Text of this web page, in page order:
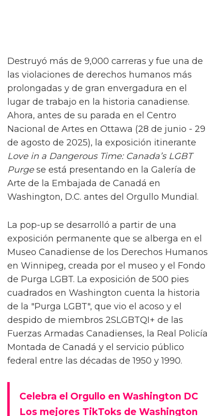
Destruyó más de 9,000 carreras y fue una de
las violaciones de derechos humanos más
prolongadas y de gran envergadura en el
lugar de trabajo en la historia canadiense.
Ahora, antes de su parada en el Centro
Nacional de Artes en Ottawa (28 de junio - 29
de agosto de 2025), la exposición itinerante
Love in a Dangerous Time: Canada’s LGBT
Purgese está presentando en la Galería de
Arte de la Embajada de Canadá en
Washington, D.C. antes del Orgullo Mundial.
La pop-up se desarrolló a partir de una
exposición permanente que se alberga en el
Museo Canadiense de los Derechos Humanos
en Winnipeg, creada por el museo y el Fondo
de Purga LGBT. La exposición de 500 pies
cuadrados en Washington cuenta la historia
de la "Purga LGBT", que vio el acoso y el
despido de miembros 2SLGBTQI+ de las
Fuerzas Armadas Canadienses, la Real Policía
Montada de Canadá y el servicio público
federal entre las décadas de 1950 y 1990.
Celebra el Orgullo en Washington DC
Los mejores TikToks de Washington